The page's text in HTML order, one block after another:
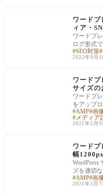
ワードプ
ィア・
選！
ワードプ
ログ形式
表示して
ますが
SEO対策
2022年9月
ワードプ
サイズの
ワードプ
をアップ
像・中サ
成する
AMP 画
メディア
2021年2月9
ワードプ
幅
ズを適切
大切なこ
イズはS
AMP 画
2021年2月7